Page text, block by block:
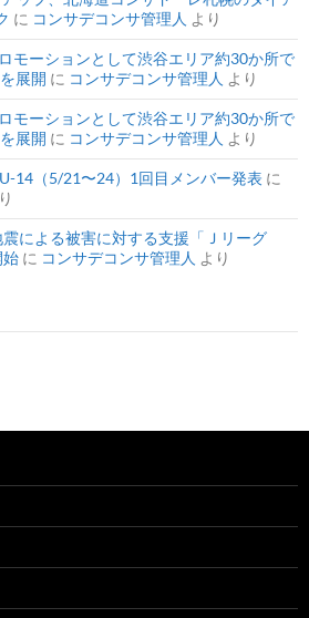
に コンサデコンサ管理人 より
モーションとして渋谷エリア約30か所で
展開 に コンサデコンサ管理人 より
モーションとして渋谷エリア約30か所で
展開 に コンサデコンサ管理人 より
14（5/21〜24）1回目メンバー発表 に
震による被害に対する支援「Ｊリーグ
始 に コンサデコンサ管理人 より